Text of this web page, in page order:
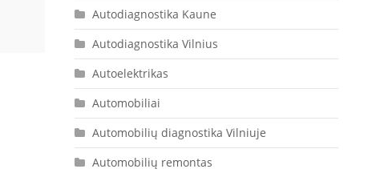
Autodiagnostika Kaune
Autodiagnostika Vilnius
Autoelektrikas
Automobiliai
Automobilių diagnostika Vilniuje
Automobilių remontas